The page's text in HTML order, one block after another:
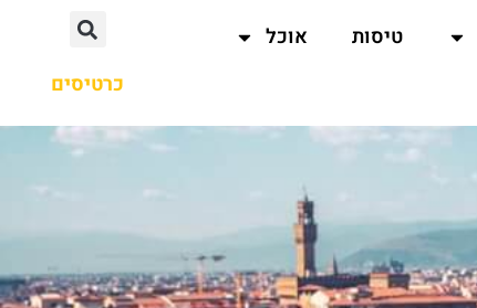
טיסות
אוכל
כרטיסים